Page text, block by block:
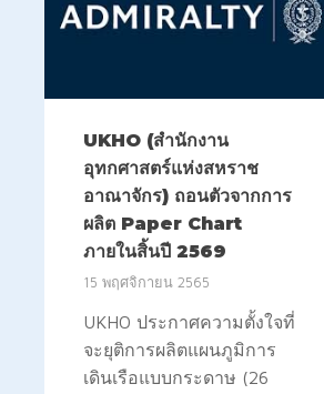
UKHO (สำนักงาน
อุทกศาสตร์แห่งสหราช
อาณาจักร) ถอนตัวจากการ
ผลิต Paper Chart
ภายในสิ้นปี 2569
15 พฤศจิกายน 2565
UKHO ประกาศความตั้งใจที่
จะยุติการผลิตแผนภูมิการ
เดินเรือแบบกระดาษ (26